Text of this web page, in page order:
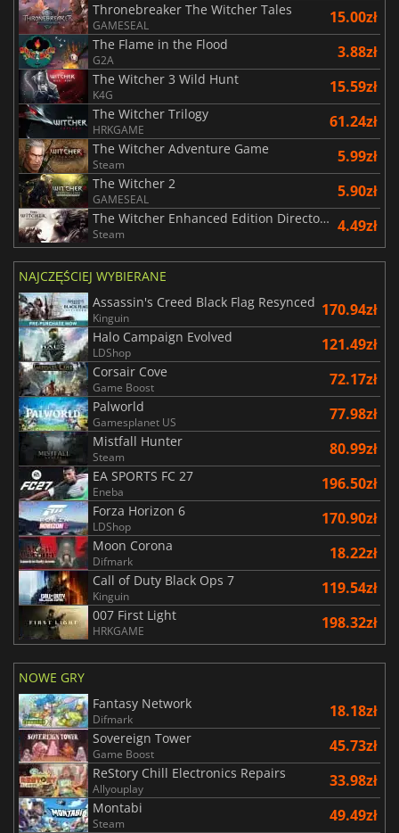
Thronebreaker The Witcher Tales
GAMESEAL 15.00zł
The Flame in the Flood
G2A 3.88zł
The Witcher 3 Wild Hunt
K4G 15.59zł
The Witcher Trilogy
HRKGAME 61.24zł
The Witcher Adventure Game
Steam 5.99zł
The Witcher 2
GAMESEAL 5.90zł
The Witcher Enhanced Edition Director's Cut
Steam 4.49zł
NAJCZĘŚCIEJ WYBIERANE
Assassin's Creed Black Flag Resynced
Kinguin 170.94zł
Halo Campaign Evolved
LDShop 121.49zł
Corsair Cove
Game Boost 72.17zł
Palworld
Gamesplanet US 77.98zł
Mistfall Hunter
Steam 80.99zł
EA SPORTS FC 27
Eneba 196.50zł
Forza Horizon 6
LDShop 170.90zł
Moon Corona
Difmark 18.22zł
Call of Duty Black Ops 7
Kinguin 119.54zł
007 First Light
HRKGAME 198.32zł
NOWE GRY
Fantasy Network
Difmark 18.18zł
Sovereign Tower
Game Boost 45.73zł
ReStory Chill Electronics Repairs
Allyouplay 33.98zł
Montabi
Steam 49.49zł